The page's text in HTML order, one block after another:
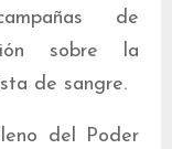
de
sobre la
de sangre.
del Poder